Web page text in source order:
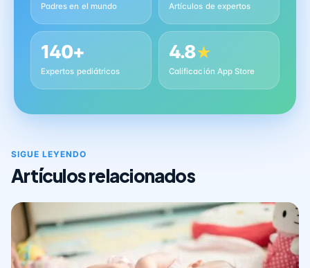
Padres en el mundo Artículos de expertos
140+
Expertos pediátricos
4.8★
Calificación App Store
SIGUE LEYENDO
Artículos relacionados